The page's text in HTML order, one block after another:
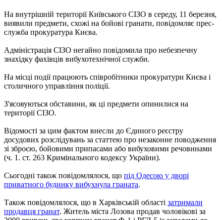
На внутрішній території Київського СІЗО в середу, 11 березня,
виявили предмети, схожі на бойові гранати, повідомляє прес-
служба прокуратура Києва.
Адміністрація СІЗО негайно повідомила про небезпечну
знахідку фахівців вибухотехнічної служби.
На місці події працюють співробітники прокуратури Києва і
столичного управління поліції.
З'ясовуються обставини, як ці предмети опинилися на
території СІЗО.
Відомості за цим фактом внесли до Єдиного реєстру
досудових розслідувань за статтею про незаконне поводження
зі зброєю, бойовими припасами або вибуховими речовинами
(ч. 1. ст. 263 Кримінального кодексу України).
Сьогодні також повідомлялося, що під Одесою у дворі
приватного будинку вибухнула граната.
Також повідомлялося, що в Харківській області затримали
продавця гранат. Житель міста Лозова продав чоловікові за